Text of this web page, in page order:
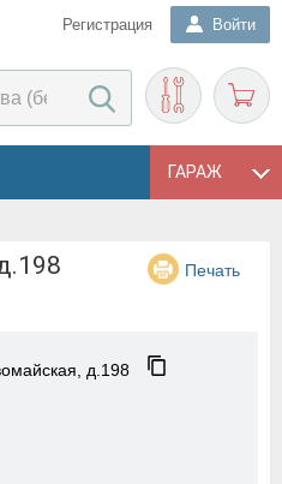
Регистрация Войти
ГАРАЖ
Печать
д.198